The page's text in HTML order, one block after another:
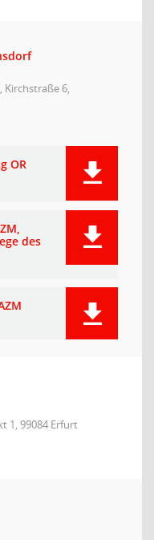
Kirchstraße 6,
OR
des
1, 99084 Erfurt